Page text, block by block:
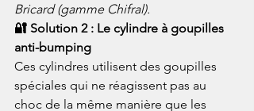
Bricard (gamme Chifral).
🔐 Solution 2 : Le cylindre à goupilles
anti-bumping
Ces cylindres utilisent des goupilles
spéciales qui ne réagissent pas au
choc de la même manière que les